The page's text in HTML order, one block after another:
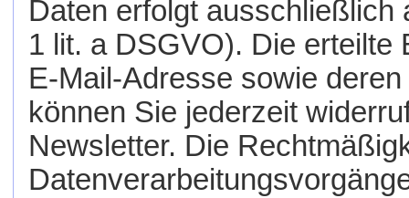
Daten erfolgt ausschließlich
1 lit. a DSGVO). Die erteilte
E-Mail-Adresse sowie
können Sie jederzeit
Newsletter. Die